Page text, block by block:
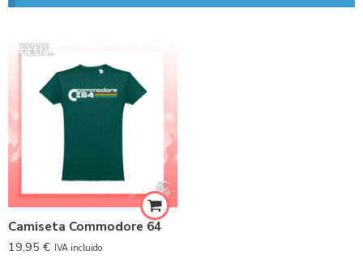
Camiseta Commodore 64
19,95 € IVA incluido